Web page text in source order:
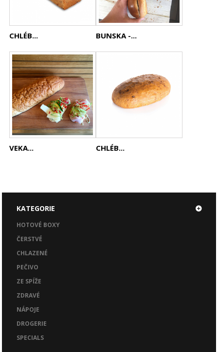
CHLÉB... BUNSKA -...
VEKA... CHLÉB...
KATEGORIE
HOTOVÉ BOXY
ČERSTVÉ
CHLAZENÉ
PEČIVO
ZE SPÍŽE
ZDRAVÉ
NÁPOJE
DROGERIE
SPECIALS